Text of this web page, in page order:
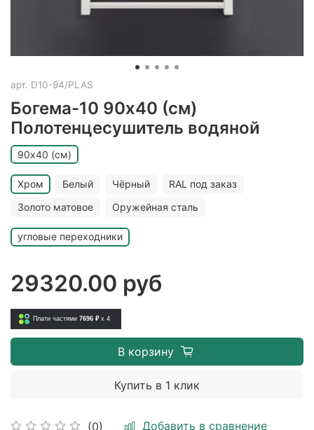
арт. D10-94/PLAS
Богема-10 90x40 (см)
Полотенцесушитель водяной
(0) Добавить в сравнение
90х40 (см)
Хром Белый Чёрный
RAL под заказ
Золото матовое
Оружейная сталь
угловые переходники
29320.00 руб
Плати частями 7696 ₽ x 4
В корзину
Купить в 1 клик